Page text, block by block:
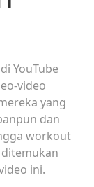
YouTube
video
yang
dan
workout
ini.